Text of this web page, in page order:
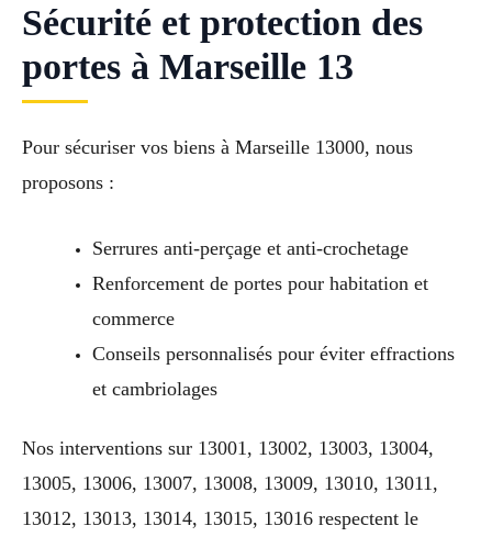
Sécurité et protection des
portes à Marseille 13
Pour sécuriser vos biens à Marseille 13000, nous
proposons :
Serrures anti-perçage et anti-crochetage
Renforcement de portes pour habitation et
commerce
Conseils personnalisés pour éviter effractions
et cambriolages
Nos interventions sur 13001, 13002, 13003, 13004,
13005, 13006, 13007, 13008, 13009, 13010, 13011,
13012, 13013, 13014, 13015, 13016 respectent le